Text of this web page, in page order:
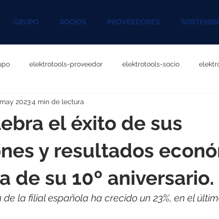
GRUPO SOCIOS PROVEEDORES
elektrotools-proveedor elektrotools-socio
P060000 elektrotools-P027000
P096000 elektrotools-P041000 elektrotools-
P046000 elektrotools-P121000 elektrotools-
el éxito de sus
y resultados
de su 10º aniversario.
20234 min de lectura
la filial española ha crecido un 23%, en el